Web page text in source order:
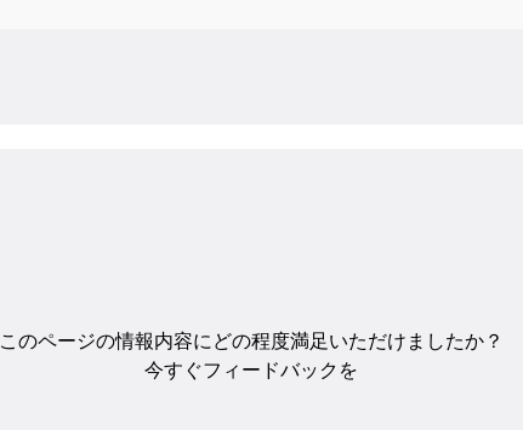
このページの情報内容にどの程度満足いただけましたか？
今すぐフィードバックを